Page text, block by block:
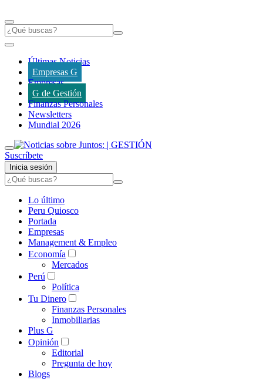
Últimas Noticias
Empresas G
Empresas
G de Gestión
Finanzas Personales
Newsletters
Mundial 2026
Suscríbete
Inicia sesión
Lo último
Peru Quiosco
Portada
Empresas
Management & Empleo
Economía
Mercados
Perú
Política
Tu Dinero
Finanzas Personales
Inmobiliarias
Plus G
Opinión
Editorial
Pregunta de hoy
Blogs